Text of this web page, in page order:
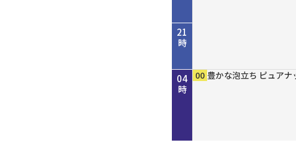
21
時
22
時
23
時
00
時
01
時
02
時
03
時
04
時
45 歴史街道 ＃４４８ 丹
00 考えよう「平和」２０
50 しまねＦｕｔｕｒｅ２
00 ［再］ミルっく ８月
00 ホトケ女史のぶらりま
15 歴史街道 ＃４４８ 丹
30 Ｄａｙ Ｔｒｉｐｐｅ
45 ＧＯ！ＧＯ！関ガール
00 MAHARA MODERN エ
00 豊かな泡立ち ピュアナ
00 豊かな泡立ち ピュアナ
00 豊かな泡立ち ピュアナ